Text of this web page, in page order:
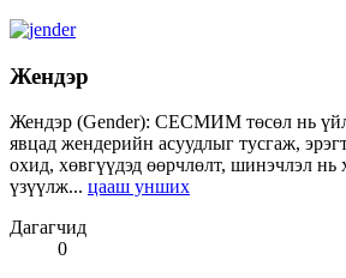
Жендэр
Жендэр (Gender): СЕСМИМ төсөл нь
явцад жендерийн асуудлыг тусгаж,
охид, хөвгүүдэд өөрчлөлт, шинэчлэл нь
үзүүлж... цааш унших
Дагагчид
0